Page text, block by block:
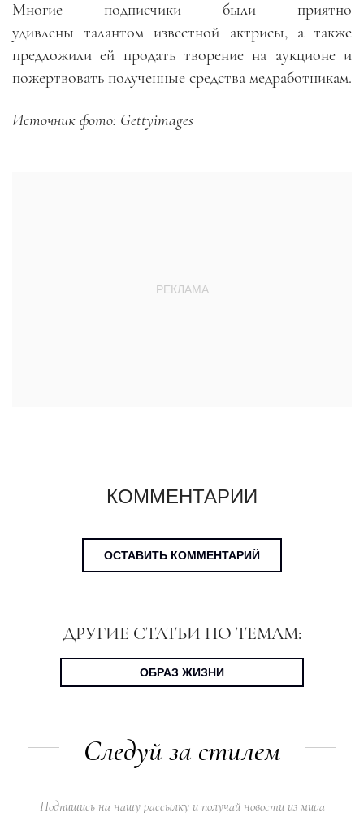
Многие подписчики были приятно
удивлены талантом известной актрисы, а также
предложили ей продать творение на аукционе и
пожертвовать полученные средства медработникам.
Источник фото: Gettyimages
КОММЕНТАРИИ
ОСТАВИТЬ КОММЕНТАРИЙ
ДРУГИЕ СТАТЬИ ПО ТЕМАМ:
ОБРАЗ ЖИЗНИ
Следуй за стилем
Подпишись на нашу рассылку и получай новости из мира